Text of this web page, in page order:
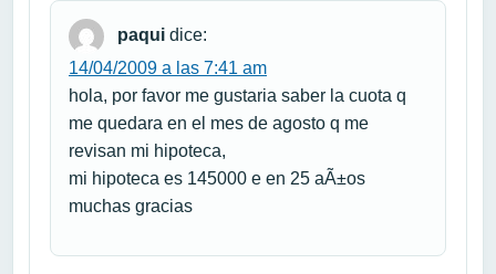
paqui dice:
14/04/2009 a las 7:41 am
hola, por favor me gustaria saber la cuota q
me quedara en el mes de agosto q me
revisan mi hipoteca,
mi hipoteca es 145000 e en 25 aÃ±os
muchas gracias